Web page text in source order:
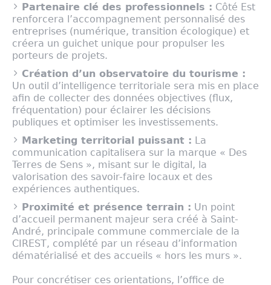
Partenaire clé des professionnels : Côté Est
renforcera l’accompagnement personnalisé des
entreprises (numérique, transition écologique) et
créera un guichet unique pour propulser les
porteurs de projets.
Création d’un observatoire du tourisme :
Un outil d’intelligence territoriale sera mis en place
afin de collecter des données objectives (flux,
fréquentation) pour éclairer les décisions
publiques et optimiser les investissements.
Marketing territorial puissant : La
communication capitalisera sur la marque « Des
Terres de Sens », misant sur le digital, la
valorisation des savoir-faire locaux et des
expériences authentiques.
Proximité et présence terrain : Un point
d’accueil permanent majeur sera créé à Saint-
André, principale commune commerciale de la
CIREST, complété par un réseau d’information
dématérialisé et des accueils « hors les murs ».
Pour concrétiser ces orientations, l’office de